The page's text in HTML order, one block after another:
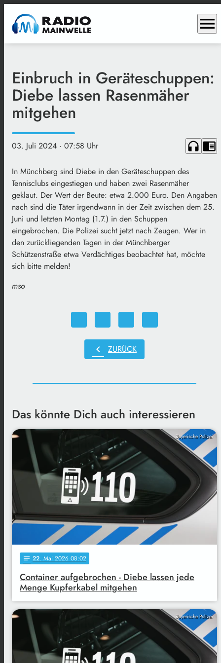
menu
Einbruch in Geräteschuppen:
Diebe lassen Rasenmäher
mitgehen
03. Juli 2024 · 07:58 Uhr headphones chrome_reader_mode
In Münchberg sind Diebe in den Geräteschuppen des
Tennisclubs eingestiegen und haben zwei Rasenmäher
geklaut. Der Wert der Beute: etwa 2.000 Euro. Den Angaben
nach sind die Täter irgendwann in der Zeit zwischen dem 25.
Juni und letzten Montag (1.7.) in den Schuppen
eingebrochen. Die Polizei sucht jetzt nach Zeugen. Wer in
den zurückliegenden Tagen in der Münchberger
Schützenstraße etwa Verdächtiges beobachtet hat, möchte
sich bitte melden!
mso
chevron_left ZURÜCK
Das könnte Dich auch interessieren
Bayerische Polizei
notes 22. Mai 2026 08:02
Container aufgebrochen - Diebe lassen jede
Menge Kupferkabel mitgehen
Bayerische Polizei